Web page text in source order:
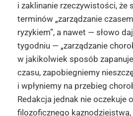
i zaklinanie rzeczywistości, że
terminów „zarządzanie
ryzykiem”, a nawet — słowo
tygodniu — „zarządzanie
w jakikolwiek sposób
czasu, zapobiegniemy
i wpłyniemy na przebieg
Redakcja jednak nie oczekuje
filozoficznego